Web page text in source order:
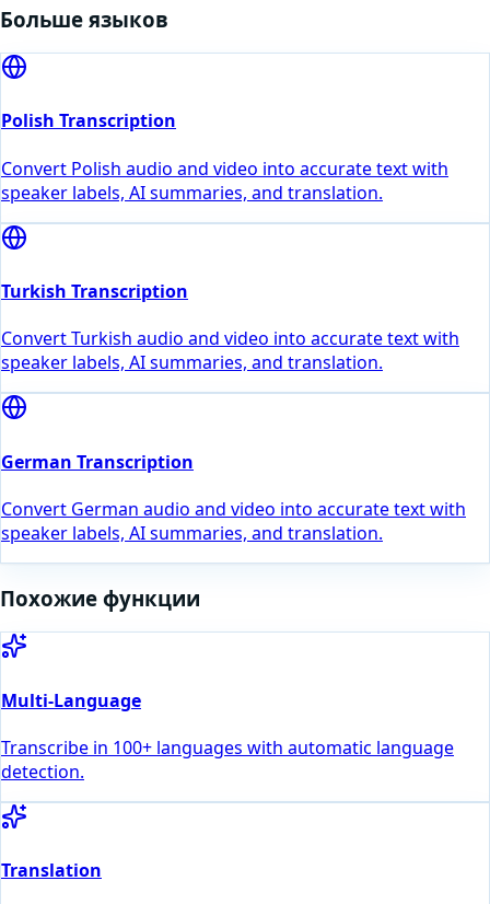
Больше языков
Polish Transcription
Convert Polish audio and video into accurate text with
speaker labels, AI summaries, and translation.
Turkish Transcription
Convert Turkish audio and video into accurate text with
speaker labels, AI summaries, and translation.
German Transcription
Convert German audio and video into accurate text with
speaker labels, AI summaries, and translation.
Похожие функции
Multi-Language
Transcribe in 100+ languages with automatic language
detection.
Translation